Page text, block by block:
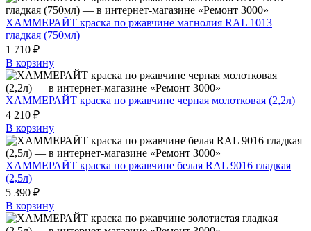
ХАММЕРАЙТ краска по ржавчине магнолия RAL 1013
гладкая (750мл)
1 710 ₽
В корзину
ХАММЕРАЙТ краска по ржавчине черная молотковая (2,2л)
4 210 ₽
В корзину
ХАММЕРАЙТ краска по ржавчине белая RAL 9016 гладкая
(2,5л)
5 390 ₽
В корзину